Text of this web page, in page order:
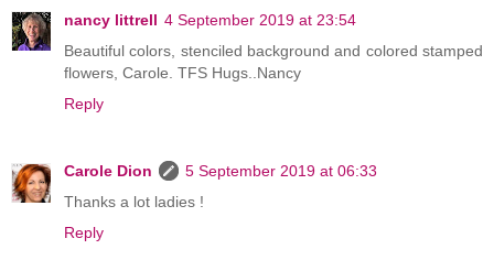
nancy littrell 4 September 2019 at 23:54
Beautiful colors, stenciled background and colored stamped
flowers, Carole. TFS Hugs..Nancy
Reply
Carole Dion
5 September 2019 at 06:33
Thanks a lot ladies !
Reply